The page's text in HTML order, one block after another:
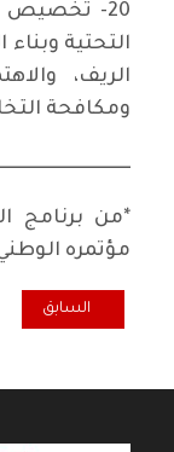
20- تخصيص
التحتية
الريف،
ومكافحة
*من برنامج
مؤتمره الوطني العاشر (١-
المقال
السابق